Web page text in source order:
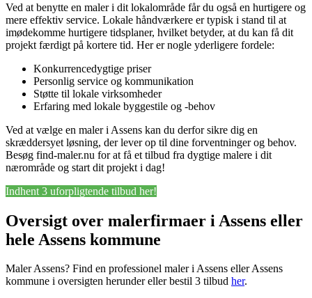
Ved at benytte en maler i dit lokalområde får du også en hurtigere og
mere effektiv service. Lokale håndværkere er typisk i stand til at
imødekomme hurtigere tidsplaner, hvilket betyder, at du kan få dit
projekt færdigt på kortere tid. Her er nogle yderligere fordele:
Konkurrencedygtige priser
Personlig service og kommunikation
Støtte til lokale virksomheder
Erfaring med lokale byggestile og -behov
Ved at vælge en maler i Assens kan du derfor sikre dig en
skræddersyet løsning, der lever op til dine forventninger og behov.
Besøg find-maler.nu for at få et tilbud fra dygtige malere i dit
nærområde og start dit projekt i dag!
Indhent 3 uforpligtende tilbud her!
Oversigt over malerfirmaer i Assens eller
hele Assens kommune
Maler Assens? Find en professionel maler i Assens eller Assens
kommune i oversigten herunder eller bestil 3 tilbud her.